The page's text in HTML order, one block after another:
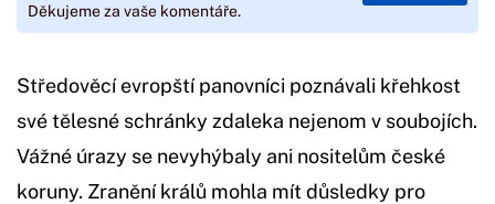
Děkujeme za vaše komentáře.
Středověcí evropští panovníci poznávali křehkost
své tělesné schránky zdaleka nejenom v soubojích.
Vážné úrazy se nevyhýbaly ani nositelům české
koruny. Zranění králů mohla mít důsledky pro